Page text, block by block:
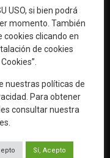
de Talavera de
USO, si bien podrá
momento. También
cookies clicando en
de cookies
nuestras políticas de
. Para obtener
consultar nuestra
Sí, Acepto